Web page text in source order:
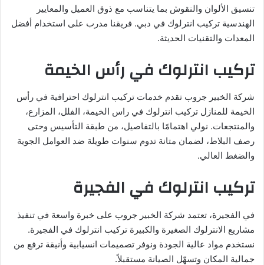
تنسيق الألوان والنقوش بما يتناسب مع ذوق العميل والمعايير
الهندسية تركيب انترلوك في دبي. فريقنا مدرب على استخدام أفضل
المعدات والتقنيات الحديثة.
تركيب انترلوك في رأس الخيمة
شركة الخبير جروب تقدم خدمات تركيب انترلوك احترافية في رأس
الخيمة للمنازل تركيب انترلوك في راس الخيمة، الفلل، المزارع،
والمنتجعات. نولي اهتمامًا بالتفاصيل، من طبقة التأسيس وحتى
رصف البلاط، لضمان متانة تدوم سنوات طويلة ضد العوامل الجوية
والضغط العالي.
تركيب انترلوك في الفجيرة
في الفجيرة، تعتمد شركة الخبير جروب على خبرة واسعة في تنفيذ
مشاريع الانترلوك الصغيرة والكبيرة تركيب انترلوك في الفجيرة.
نستخدم مواد عالية الجودة ونوفر تصميمات انسيابية وأنيقة ترفع من
جمالية المكان وتسهّل الصيانة مستقبلاً.